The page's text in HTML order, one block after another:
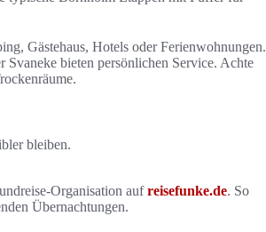
Gästehaus, Hotels oder Ferienwohnungen.
bieten persönlichen Service. Achte
bleiben.
Organisation aufreisefunke.de. So
Übernachtungen.